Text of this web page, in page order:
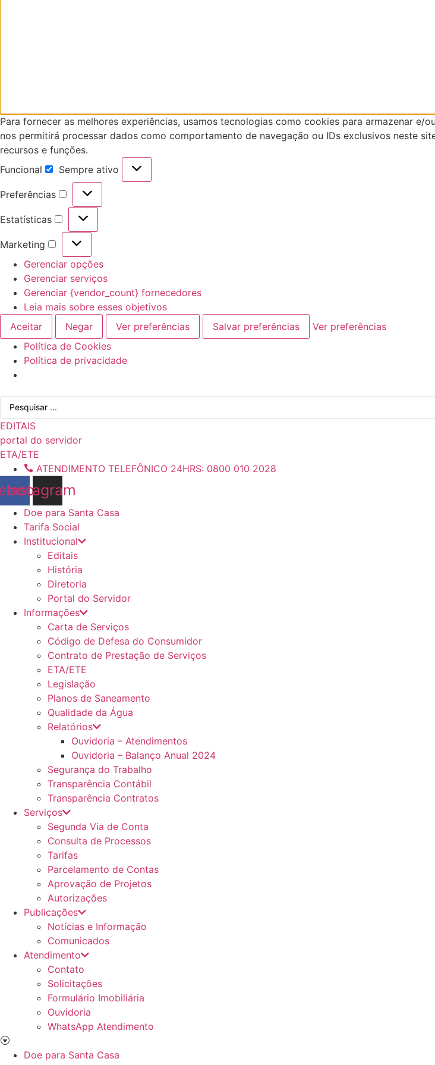
Para fornecer as melhores experiências, usamos tecnologias como cookies para armazenar
nos permitirá processar dados como comportamento de navegação ou IDs exclusivos neste
recursos e funções.
Funcional
Funcional
Sempre ativo
Preferências
Preferências
Estatísticas
Estatísticas
Marketing
Marketing
Gerenciar opções
Gerenciar serviços
Gerenciar {vendor_count} fornecedores
Leia mais sobre esses objetivos
Aceitar
Negar Ver preferências Salvar preferências
Ver preferências
Política de Cookies
Política de privacidade
para
o
conteúdo
Pesquisar
EDITAIS
portal do servidor
ETA/ETE
ATENDIMENTO TELEFÔNICO 24HRS: 0800 010 2028
Instagram
Doe para Santa Casa
Tarifa Social
Institucional
Editais
História
Diretoria
Portal do Servidor
Informações
Carta de Serviços
Código de Defesa do Consumidor
Contrato de Prestação de Serviços
ETA/ETE
Legislação
Planos de Saneamento
Qualidade da Água
Relatórios
Ouvidoria – Atendimentos
Ouvidoria – Balanço Anual 2024
Segurança do Trabalho
Transparência Contábil
Transparência Contratos
Serviços
Segunda Via de Conta
Consulta de Processos
Tarifas
Parcelamento de Contas
Aprovação de Projetos
Autorizações
Publicações
Notícias e Informação
Comunicados
Atendimento
Contato
Solicitações
Formulário Imobiliária
Ouvidoria
WhatsApp Atendimento
Doe para Santa Casa